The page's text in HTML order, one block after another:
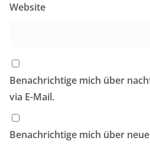
Website
Benachrichtige mich über
via E-Mail.
Benachrichtige mich über